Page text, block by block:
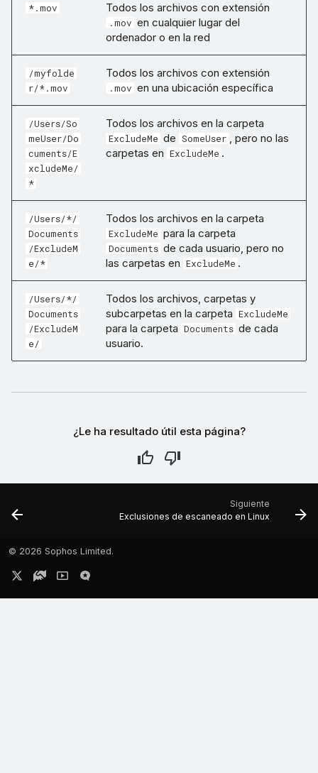
*.mov Todos los archivos con extensión
.mov en cualquier lugar del
ordenador o en la red
/myfolde
r/*.mov
Todos los archivos con extensión
.mov en una ubicación específica
/Users/So
meUser/Do
cuments/E
xcludeMe/
*
Todos los archivos en la carpeta
ExcludeMe de SomeUser , pero no las
carpetas en ExcludeMe .
/Users/*/
Documents
/ExcludeM
e/*
Todos los archivos en la carpeta
ExcludeMe para la carpeta
Documents de cada usuario, pero no
las carpetas en ExcludeMe .
/Users/*/
Documents
/ExcludeM
e/
Todos los archivos, carpetas y
subcarpetas en la carpeta ExcludeMe
para la carpeta Documents de cada
usuario.
¿Le ha resultado útil esta página?
Siguiente
Exclusiones de escaneado en Linux
© 2026 Sophos Limited.